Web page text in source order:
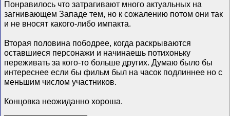
Понравилось что затрагивают много актуальных на
загнивающем Западе тем, но к сожалению потом они так
и не вносят какого-либо импакта.
Вторая половина пободрее, когда раскрываются
оставшиеся персонажи и начинаешь потихоньку
переживать за кого-то больше других. Думаю было бы
интереснее если бы фильм был на часок подлиннее но с
меньшим числом участников.
Концовка неожиданно хороша.